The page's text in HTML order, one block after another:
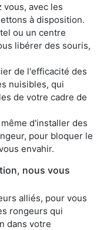
avec les
à disposition.
ou un centre
libérer des souris,
de l'efficacité des
nuisibles, qui
de votre cadre de
d'installer des
pour bloquer le
envahir.
nous vous
alliés, pour vous
rongeurs qui
dans votre